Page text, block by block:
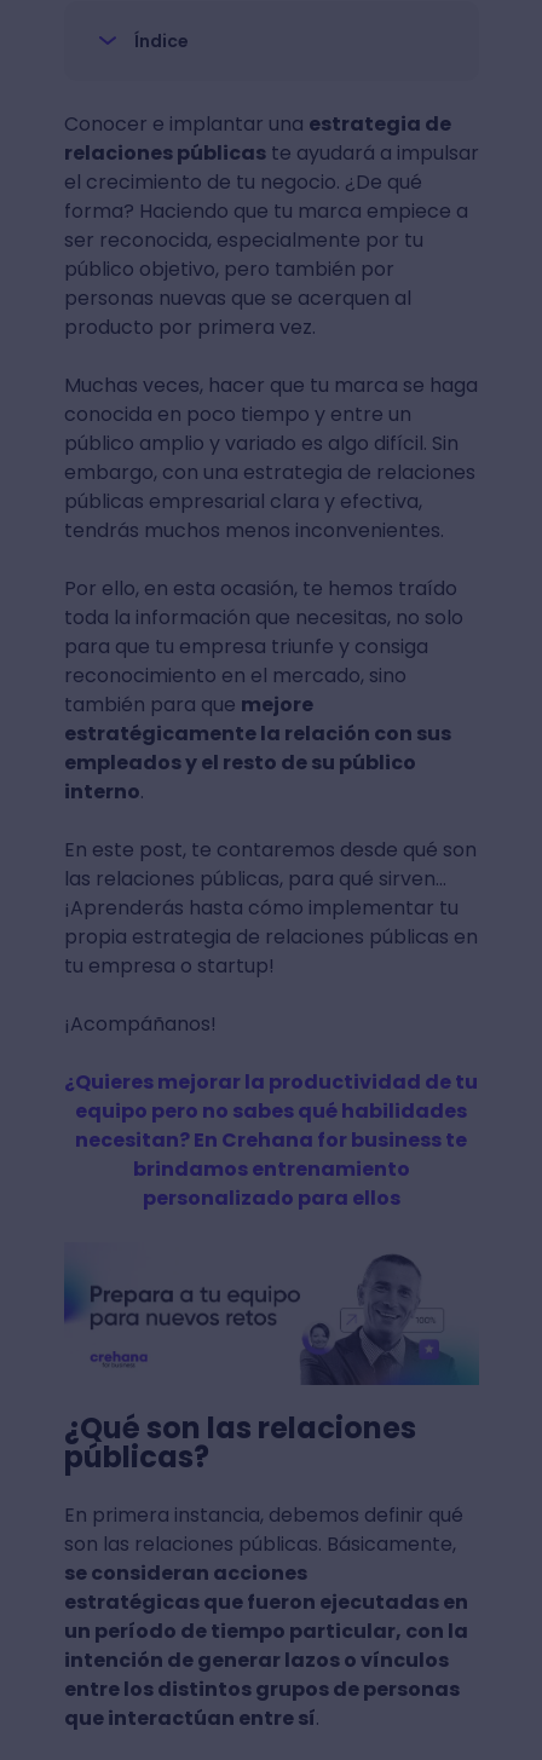
Índice
Conocer e implantar una estrategia de
relaciones públicaste ayudará a impulsar
el crecimiento de tu negocio. ¿De qué
forma? Haciendo que tu marca empiece a
ser reconocida, especialmente por tu
público objetivo, pero también por
personas nuevas que se acerquen al
producto por primera vez.
Muchas veces, hacer que tu marca se haga
conocida en poco tiempo y entre un
público amplio y variado es algo difícil. Sin
embargo, con una estrategia de relaciones
públicas empresarial clara y efectiva,
tendrás muchos menos inconvenientes.
Por ello, en esta ocasión, te hemos traído
toda la información que necesitas, no solo
para que tu empresa triunfe y consiga
reconocimiento en el mercado, sino
también para que mejore
estratégicamente la relación con sus
empleados y el resto de su público
interno.
En este post, te contaremos desde qué son
las relaciones públicas, para qué sirven...
¡Aprenderás hasta cómo implementar tu
propia estrategia de relaciones públicas en
tu empresa o startup!
¡Acompáñanos!
¿Quieres mejorar la productividad de tu
equipo pero no sabes qué habilidades
necesitan? En Crehana for business te
brindamos entrenamiento
personalizado para ellos
¿Qué son las relaciones
públicas?
En primera instancia, debemos definir qué
son las relaciones públicas. Básicamente,
se consideran acciones
estratégicas que fueron ejecutadas en
un período de tiempo particular, con la
intención de generar lazos o vínculos
entre los distintos grupos de personas
que interactúan entre sí.